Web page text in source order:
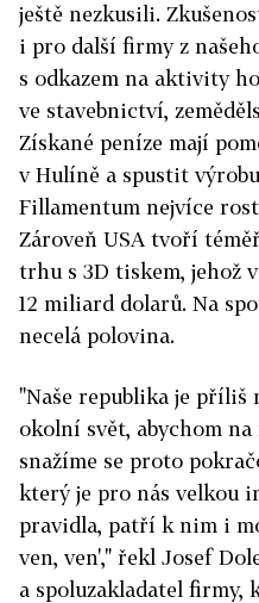
ještě nezkusili.
i pro další firmy z
s odkazem na aktivity
ve stavebnictví,
Získané peníze mají
v Hulíně a spustit
Fillamentum nejvíce
Zároveň USA tvoří
trhu s 3D tiskem, jehož
12 miliard dolarů. Na
necelá polovina.
"Naše republika je příliš
okolní svět, abychom
snažíme se proto
který je pro nás velkou
pravidla, patří k nim i
ven, ven'," řekl Josef
a spoluzakladatel firmy,